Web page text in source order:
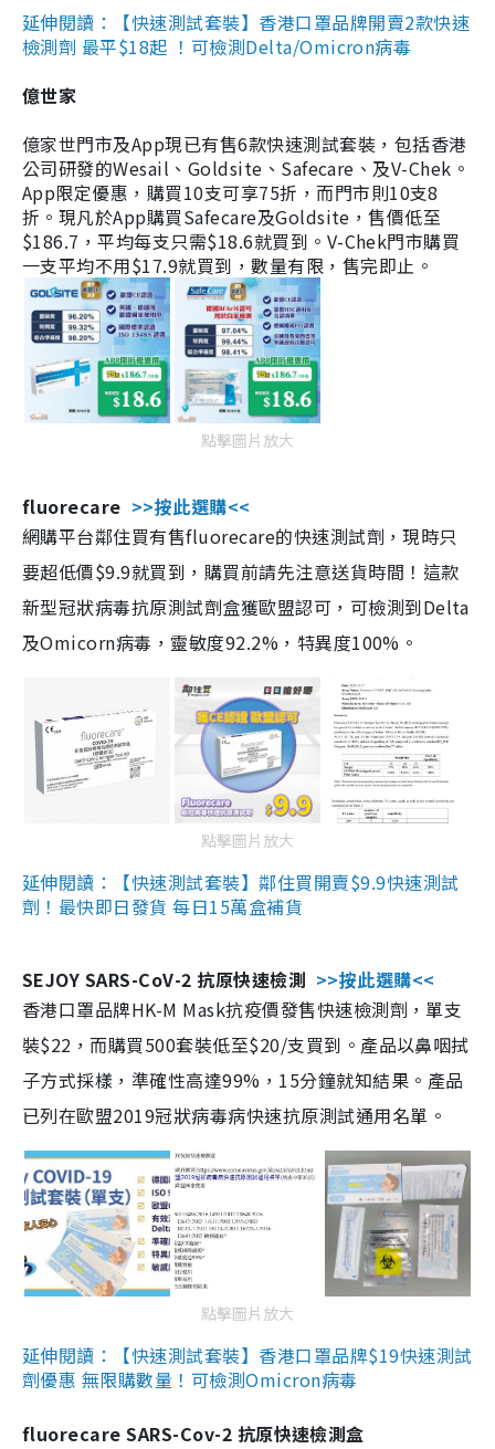
延伸閱讀：【快速測試套裝】香港口罩品牌開賣2款快速
檢測劑 最平$18起 ！可檢測Delta/Omicron病毒
億世家
億家世門市及App現已有售6款快速測試套裝，包括香港
公司研發的Wesail、Goldsite、Safecare、及V-Chek。
App限定優惠，購買10支可享75折，而門市則10支8
折。現凡於App購買Safecare及Goldsite，售價低至
$186.7，平均每支只需$18.6就買到。V-Chek門市購買
一支平均不用$17.9就買到，數量有限，售完即止。
點擊圖片放大
fluorecare >>按此選購<<
網購平台鄰住買有售fluorecare的快速測試劑，現時只
要超低價$9.9就買到，購買前請先注意送貨時間！這款
新型冠狀病毒抗原測試劑盒獲歐盟認可，可檢測到Delta
及Omicorn病毒，靈敏度92.2%，特異度100%。
點擊圖片放大
延伸閱讀：【快速測試套裝】鄰住買開賣$9.9快速測試
劑！最快即日發貨 每日15萬盒補貨
SEJOY SARS-CoV-2 抗原快速檢測 >>按此選購<<
香港口罩品牌HK-M Mask抗疫價發售快速檢測劑，單支
裝$22，而購買500套裝低至$20/支買到。產品以鼻咽拭
子方式採樣，準確性高達99%，15分鐘就知結果。產品
已列在歐盟2019冠狀病毒病快速抗原測試通用名單。
點擊圖片放大
延伸閱讀：【快速測試套裝】香港口罩品牌$19快速測試
劑優惠 無限購數量！可檢測Omicron病毒
fluorecare SARS-Cov-2 抗原快速檢測盒